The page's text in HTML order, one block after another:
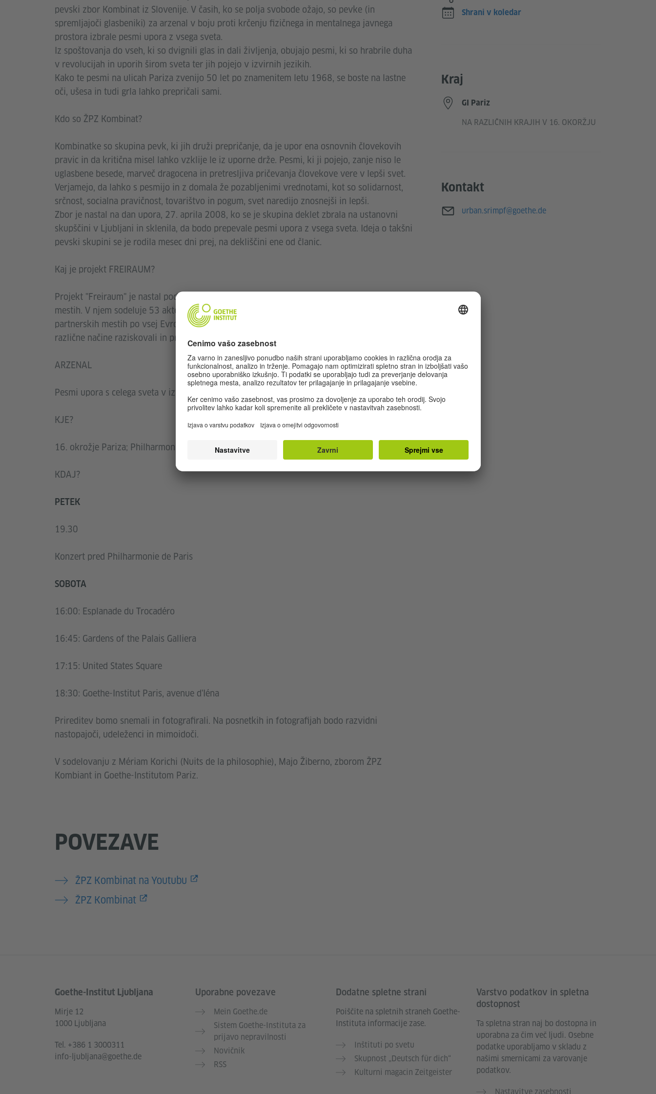
pevski zbor Kombinat iz Slovenije. V časih, ko se polja svobode ožajo, so pevke (in
spremljajoči glasbeniki) za arzenal v boju proti krčenju fizičnega in mentalnega javnega
prostora izbrale pesmi upora z vsega sveta.
Iz spoštovanja do vseh, ki so dvignili glas in dali življenja, obujajo pesmi, ki so hrabrile duha
v revolucijah in uporih širom sveta ter jih pojejo v izvirnih jezikih.
Kako te pesmi na ulicah Pariza zvenijo 50 let po znamenitem letu 1968, se boste na lastne
oči, ušesa in tudi grla lahko prepričali sami.
Kdo so ŽPZ Kombinat?
Kombinatke so skupina pevk, ki jih druži prepričanje, da je upor ena osnovnih človekovih
pravic in da kritična misel lahko vzklije le iz uporne drže. Pesmi, ki ji pojejo, zanje niso le
uglasbene besede, marveč dragocena in pretresljiva pričevanja človekove vere v lepši svet.
Verjamejo, da lahko s pesmijo in z domala že pozabljenimi vrednotami, kot so solidarnost,
srčnost, socialna pravičnost, tovarištvo in pogum, svet naredijo znosnejši in lepši.
Zbor je nastal na dan upora, 27. aprila 2008, ko se je skupina deklet zbrala na ustanovni
skupščini v Ljubljani in sklenila, da bodo prepevale pesmi upora z vsega sveta. Ideja o takšni
pevski skupini se je rodila mesec dni prej, na dekliščini ene od članic.
Kaj je projekt FREIRAUM?
Projekt "Freiraum" je nastal pod okriljem Goethejevega Instituta in poteka v 38ih evropskih
mestih. V njem sodeluje 53 akterjev s področja kulturne, znanosti in civilne družbe. V
partnerskih mestih po vsej Evropi se bodo v letih 2018 in 2019 zvrstili dogodki, ki bodo na
različne načine raziskovali in preizkušali pojmovanje svobode.
​ARZENAL
Pesmi upora s celega sveta v izvirnih jezikih.
KJE?
16. okrožje Pariza; Philharmonie de Paris
KDAJ?
PETEK
19.30
Konzert pred Philharmonie de Paris
SOBOTA
16:00: Esplanade du Trocadéro
16:45: Gardens of the Palais Galliera
17:15: United States Square
18:30: Goethe-Institut Paris, avenue d'Iéna
Prireditev bomo snemali in fotografirali. Na posnetkih in fotografijah bodo razvidni
nastopajoči, udeleženci in mimoidoči.
V sodelovanju z Mériam Korichi (Nuits de la philosophie), Majo Žiberno, zborom ŽPZ
Kombiant in Goethe-Institutom Pariz.
POVEZAVE
ŽPZ Kombinat na Youtubu
ŽPZ Kombinat
Shrani v koledar
Kraj
GI Pariz
NA RAZLIČNIH KRAJIH V 16. OKORŽJU
Kontakt
E-poštni naslov
urban.srimpf@goethe.de
Service- und Informationsbereich
Goethe-Institut Ljubljana
Mirje 12
1000 Ljubljana
Tel. +386 1 3000311
info-ljubljana@goethe.de
Uporabne povezave
Mein Goethe.de
Sistem Goethe-Instituta za
prijavo nepravilnosti
Novičnik
RSS
Dodatne spletne strani
Poiščite na spletnih straneh Goethe-
Instituta informacije zase.
Inštituti po svetu
Skupnost „Deutsch für dich“
Kulturni magacin Zeitgeister
Varstvo podatkov in spletna
dostopnost
Ta spletna stran naj bo dostopna in
uporabna za čim več ljudi. Osebne
podatke uporabljamo v skladu z
našimi smernicami za varovanje
podatkov.
Nastavitve zasebnosti